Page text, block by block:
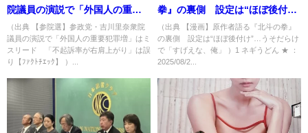
院議員の演説で「外国人の重要
犯罪増」はミスリード 「不起
訴率が右肩上がり」は誤り【ﾌｧｸ
ﾄﾁｴｯｸ】 [少考さん★]
（出典 【参院選】参政党・吉川里奈衆院
議員の演説で「外国人の重要犯罪増」はミ
スリード 「不起訴率が右肩上がり」は誤
り【ﾌｧｸﾄﾁｴｯｸ】 ）...
拳』の裏側 設定は“ほぼ後付
け”…うそだらけで「すげえな、
俺」 [ネギうどん★]
（出典 【漫画】原作者語る『北斗の拳』
の裏側 設定は“ほぼ後付け”…うそだらけ
で「すげえな、俺」 ）1 ネギうどん ★ ：
2025/08/2...